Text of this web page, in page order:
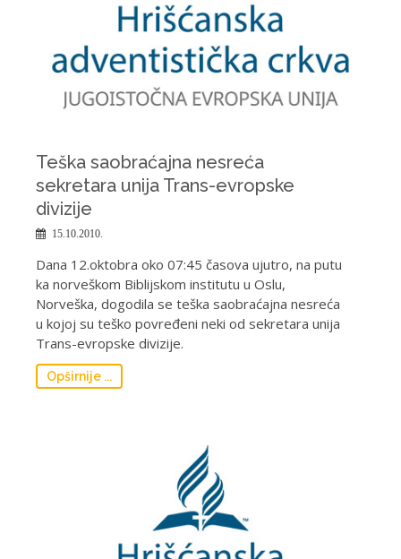
Teška saobraćajna nesreća
sekretara unija Trans-evropske
divizije
15.10.2010.
Dana 12.oktobra oko 07:45 časova ujutro, na putu
ka norveškom Biblijskom institutu u Oslu,
Norveška, dogodila se teška saobraćajna nesreća
u kojoj su teško povređeni neki od sekretara unija
Trans-evropske divizije.
Opširnije ...